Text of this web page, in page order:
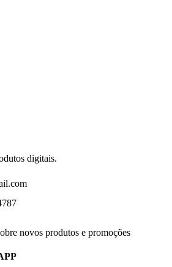
digitais.
novos produtos e promoções